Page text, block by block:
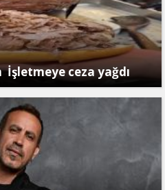
İşletmeye ceza yağdı